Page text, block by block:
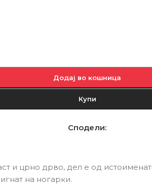
Додај во кошница
Купи
Сподели:
и црно дрво, дел е од
на ногарки.